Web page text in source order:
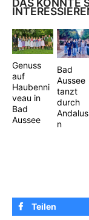
DAS KÖNNTE
Genuss
auf
Haubenni
veau in
Bad
Aussee
Bad
Aussee
tanzt
durch
n
Teilen